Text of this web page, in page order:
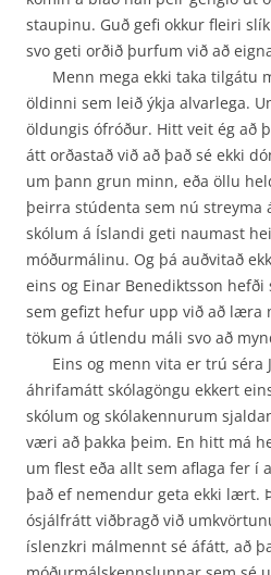
staupinu. Guð gefi okkur fleiri
svo geti orðið þurfum við að
Menn mega ekki taka tilgátu
öldinni sem leið ýkja alvarlega.
öldungis ófróður. Hitt veit ég að
átt orðastað við að það sé ekki
um þann grun minn, eða öllu
þeirra stúdenta sem nú
skólum á Íslandi geti naumast
móðurmálinu. Og þá auðvitað
eins og Einar Benediktsson
sem gefizt hefur upp við að læra
tökum á útlendu máli svo að
Eins og menn vita er trú séra
áhrifamátt skólagöngu ekkert
skólum og skólakennurum
væri að þakka þeim. En hitt má
um flest eða allt sem aflaga fer í
það ef nemendur geta ekki lært.
ósjálfrátt viðbragð við
íslenzkri málmennt sé áfátt, að